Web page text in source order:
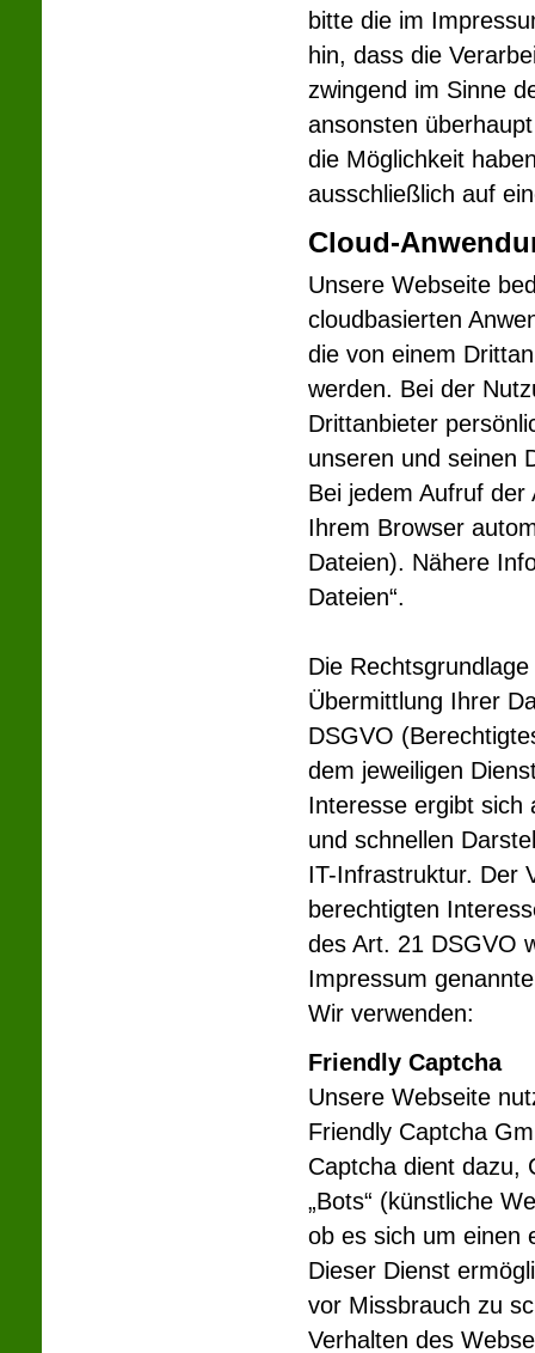
bitte die im
hin, dass die
zwingend im Sinne
ansonsten
die Möglichkeit
ausschließlich auf
Cloud-
Unsere Webseite
cloudbasierten
die von einem
werden. Bei der
Drittanbieter
unseren und seinen
Bei jedem Aufruf
Ihrem Browser
Dateien). Nähere
Dateien“.
Die
Übermittlung Ihrer
DSGVO
dem jeweiligen
Interesse ergibt sich
und schnellen
IT-Infrastruktur. Der
berechtigten
des Art. 21 DSGVO
Impressum
Wir verwenden:
Friendly Captcha
Unsere Webseite
Friendly Captcha
Captcha dient dazu,
„Bots“ (künstliche
ob es sich um einen
Dieser Dienst
vor Missbrauch zu
Verhalten des